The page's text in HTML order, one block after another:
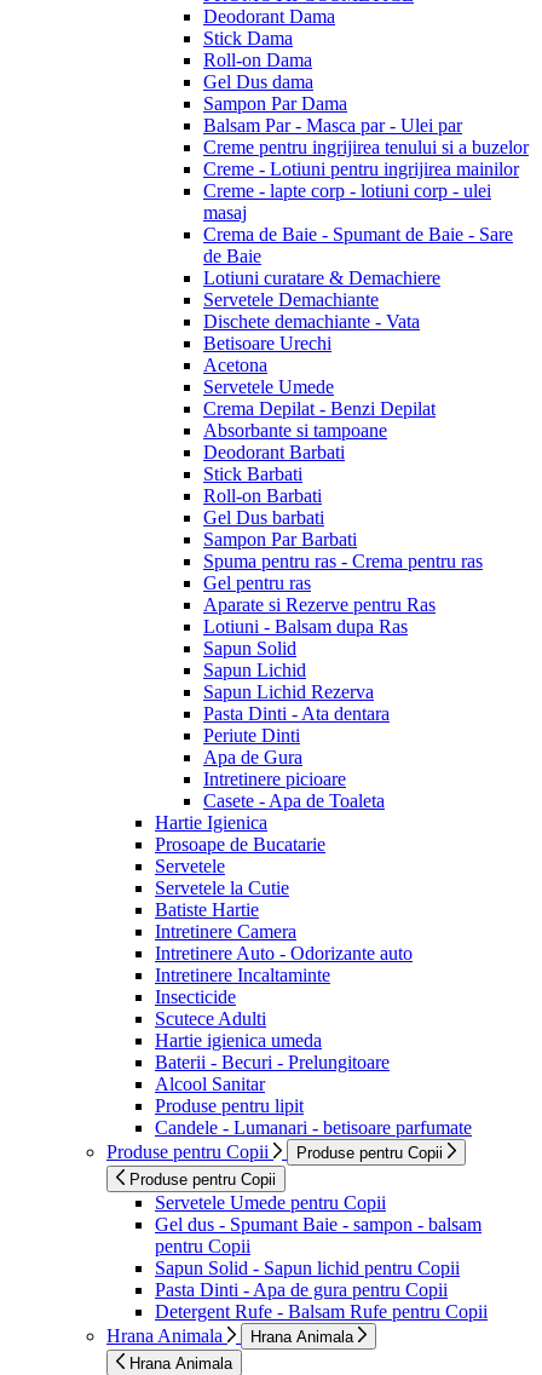
Deodorant Dama
Stick Dama
Roll-on Dama
Gel Dus dama
Sampon Par Dama
Balsam Par - Masca par - Ulei par
Creme pentru ingrijirea tenului si a buzelor
Creme - Lotiuni pentru ingrijirea mainilor
Creme - lapte corp - lotiuni corp - ulei
masaj
Crema de Baie - Spumant de Baie - Sare
de Baie
Lotiuni curatare & Demachiere
Servetele Demachiante
Dischete demachiante - Vata
Betisoare Urechi
Acetona
Servetele Umede
Crema Depilat - Benzi Depilat
Absorbante si tampoane
Deodorant Barbati
Stick Barbati
Roll-on Barbati
Gel Dus barbati
Sampon Par Barbati
Spuma pentru ras - Crema pentru ras
Gel pentru ras
Aparate si Rezerve pentru Ras
Lotiuni - Balsam dupa Ras
Sapun Solid
Sapun Lichid
Sapun Lichid Rezerva
Pasta Dinti - Ata dentara
Periute Dinti
Apa de Gura
Intretinere picioare
Casete - Apa de Toaleta
Hartie Igienica
Prosoape de Bucatarie
Servetele
Servetele la Cutie
Batiste Hartie
Intretinere Camera
Intretinere Auto - Odorizante auto
Intretinere Incaltaminte
Insecticide
Scutece Adulti
Hartie igienica umeda
Baterii - Becuri - Prelungitoare
Alcool Sanitar
Produse pentru lipit
Candele - Lumanari - betisoare parfumate
Produse pentru Copii
Produse pentru Copii
Produse pentru Copii
Servetele Umede pentru Copii
Gel dus - Spumant Baie - sampon - balsam
pentru Copii
Sapun Solid - Sapun lichid pentru Copii
Pasta Dinti - Apa de gura pentru Copii
Detergent Rufe - Balsam Rufe pentru Copii
Hrana Animala
Hrana Animala
Hrana Animala